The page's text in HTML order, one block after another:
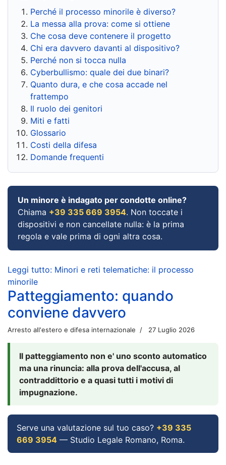
Perché il processo minorile è diverso?
La messa alla prova: come si ottiene
Che cosa deve contenere il progetto
Chi era davvero davanti al dispositivo?
Perché non si tocca nulla
Cyberbullismo: quale dei due binari?
Quanto dura, e che cosa accade nel
frattempo
Il ruolo dei genitori
Miti e fatti
Glossario
Costi della difesa
Domande frequenti
Un minore è indagato per condotte online?
Chiama +39 335 669 3954. Non toccate i
dispositivi e non cancellate nulla: è la prima
regola e vale prima di ogni altra cosa.
Leggi tutto: Minori e reti telematiche: il processo
minorile
Patteggiamento: quando
conviene davvero
Arresto all'estero e difesa internazionale 27 Luglio 2026
Il patteggiamento non e' uno sconto automatico
ma una rinuncia: alla prova dell'accusa, al
contraddittorio e a quasi tutti i motivi di
impugnazione.
Serve una valutazione sul tuo caso? +39 335
669 3954 — Studio Legale Romano, Roma.